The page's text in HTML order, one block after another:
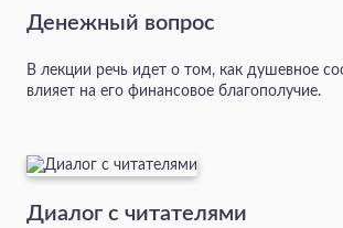
Денежный вопрос
В лекции речь идет о том, как душевное
влияет на его финансовое благополучие.
Диалог с читателями